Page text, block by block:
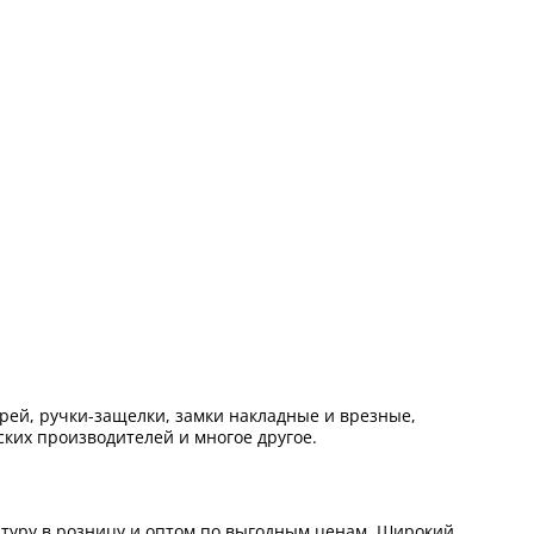
ручки-защелки, замки накладные и врезные,
производителей и многое другое.